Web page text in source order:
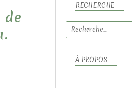
RECHERCHE
À PROPOS